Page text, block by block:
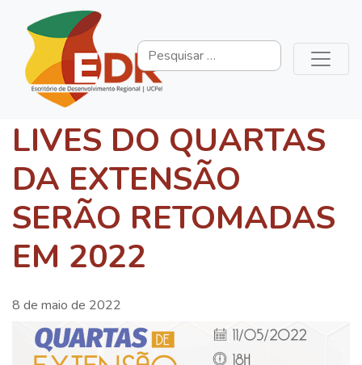
LIVES DO QUARTAS
DA EXTENSÃO
SERÃO RETOMADAS
EM 2022
8 de maio de 2022